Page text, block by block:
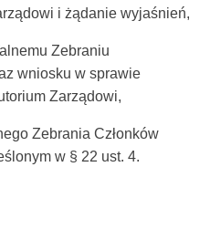
i żądanie wyjaśnień,
Zebraniu
wniosku w sprawie
Zarządowi,
Zebrania Członków
w § 22 ust. 4.